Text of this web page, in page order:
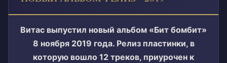
Витас выпустил новый альбом «Бит бомбит»
8 ноября 2019 года. Релиз пластинки, в
которую вошло 12 треков, приурочен к